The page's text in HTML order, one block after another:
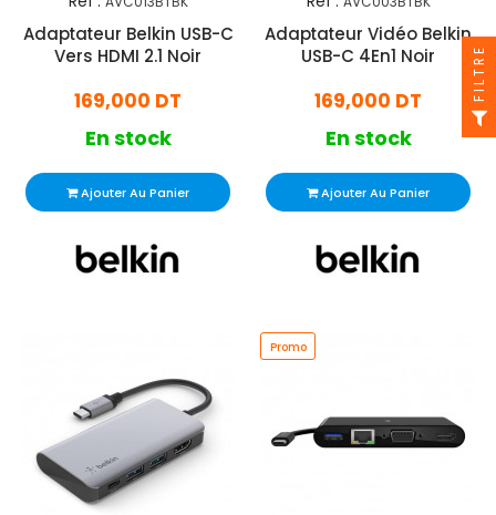
Adaptateur Belkin USB-C
Vers HDMI 2.1 Noir
169,000 DT
En stock
Ajouter Au Panier
Adaptateur Vidéo Belkin
USB-C 4En1 Noir
169,000 DT
En stock
Ajouter Au Panier
Promo
FILTRE